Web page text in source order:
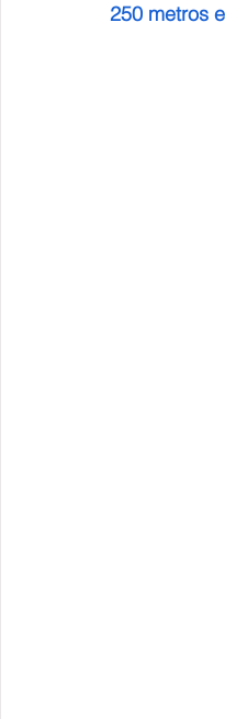
250 metros